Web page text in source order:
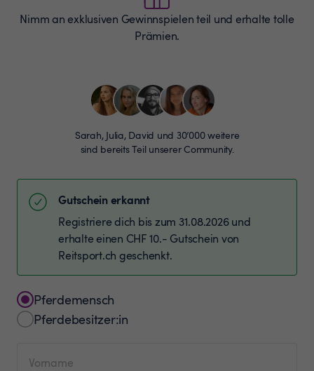
Nimm an exklusiven Gewinnspielen teil und erhalte tolle
Prämien.
Sarah, Julia, David und 30’000 weitere
sind bereits Teil unserer Community.
Gutschein erkannt
Registriere dich bis zum 31.08.2026 und
erhalte einen CHF 10.- Gutschein von
Reitsport.ch geschenkt.
Pferdemensch
Pferdebesitzer:in
Vorname